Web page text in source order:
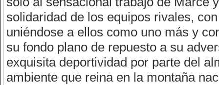
solidaridad de los equipos rivales,
uniéndose a ellos como uno más y
su fondo plano de repuesto a su
exquisita deportividad por parte del
ambiente que reina en la montaña